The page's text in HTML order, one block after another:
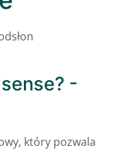
-
który pozwala